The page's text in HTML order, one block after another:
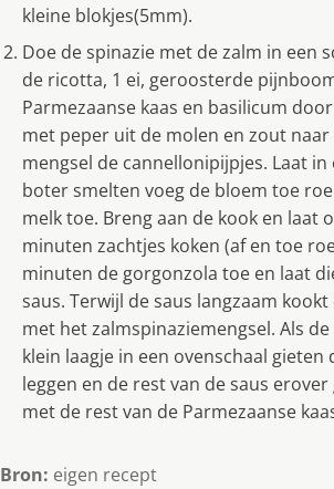
kleine blokjes(5mm).
Doe de spinazie met de zalm in een
de ricotta, 1 ei, geroosterde
Parmezaanse kaas en basilicum
met peper uit de molen en zout
mengsel de cannellonipijpjes. Laat
boter smelten voeg de bloem toe
melk toe. Breng aan de kook en laat
minuten zachtjes koken (af en toe
minuten de gorgonzola toe en laat
saus. Terwijl de saus langzaam
met het zalmspinaziemengsel. Als
klein laagje in een ovenschaal gieten
leggen en de rest van de saus
met de rest van de Parmezaanse
Bron: eigen recept